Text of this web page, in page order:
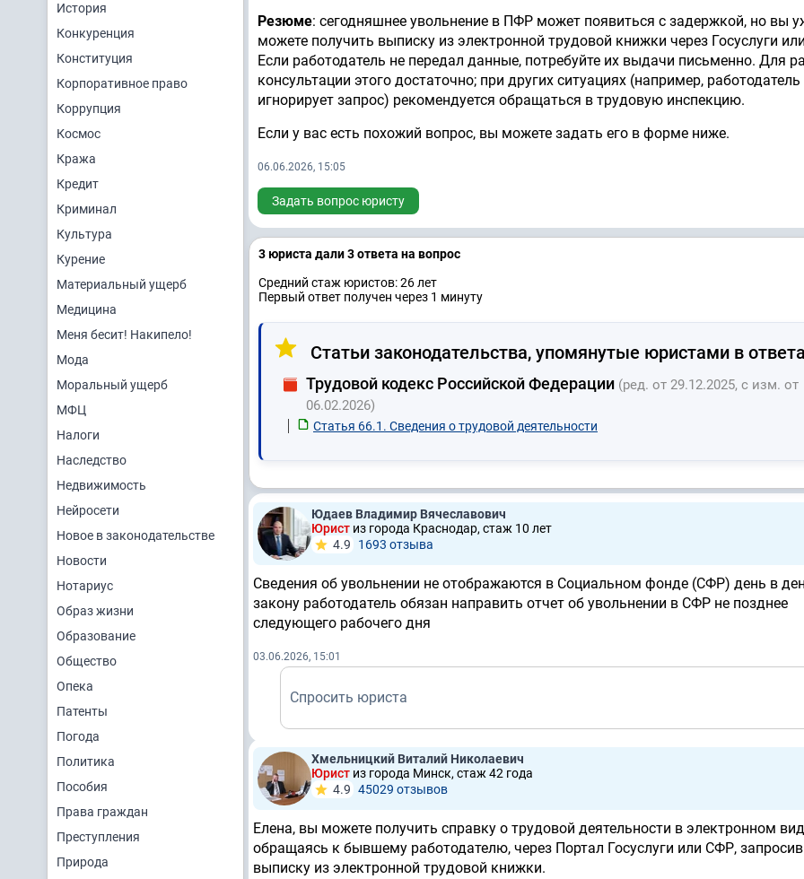
История
Конкуренция
Конституция
Корпоративное право
Коррупция
Космос
Кража
Кредит
Криминал
Культура
Курение
Материальный ущерб
Медицина
Меня бесит! Накипело!
Мода
Моральный ущерб
МФЦ
Налоги
Наследство
Недвижимость
Нейросети
Новое в законодательстве
Новости
Нотариус
Образ жизни
Образование
Общество
Опека
Патенты
Погода
Политика
Пособия
Права граждан
Преступления
Природа
Резюме: сегодняшнее увольнение в ПФР может появиться с задержкой, но вы
можете получить выписку из электронной трудовой книжки через Госуслуги
Если работодатель не передал данные, потребуйте их выдачи письменно. Для
консультации этого достаточно; при других ситуациях (например, работодатель
игнорирует запрос) рекомендуется обращаться в трудовую инспекцию.
Если у вас есть похожий вопрос, вы можете задать его в форме ниже.
06.06.2026, 15:05
Задать вопрос юристу
3 юристa дали 3 ответa на вопрос
Средний стаж юристов: 26 лет
Первый ответ получен через 1 минуту
Статьи законодательства, упомянутые юристами в
Трудовой кодекс Российской Федерации (ред. от 29.12.2025, с изм. от
06.02.2026)
Статья 66.1. Сведения о трудовой деятельности
Юдаев Владимир Вячеславович
Юрист из города Краснодар, стаж 10 лет
4.9
1693 отзывa
Сведения об увольнении не отображаются в Социальном фонде (СФР) день в
закону работодатель обязан направить отчет об увольнении в СФР не позднее
следующего рабочего дня
03.06.2026, 15:01
Спросить юриста
Хмельницкий Виталий Николаевич
Юрист из города Минск, стаж 42 годa
4.9 45029 отзывов
Елена, вы можете получить справку о трудовой деятельности в электронном
обращаясь к бывшему работодателю, через Портал Госуслуги или СФР, запросив
выписку из электронной трудовой книжки.